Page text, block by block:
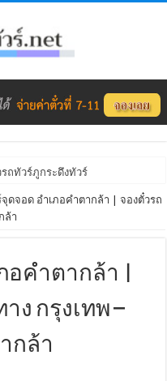
รถทัวร์ภูกระดึงทัวร์
ดจอด อำเภอคำตากล้า | จองตั๋วรถ
ล้า
อคำตากล้า |
ง กรุงเทพ –
กล้า